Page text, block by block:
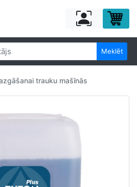
Meklēt
trauku mašīnās